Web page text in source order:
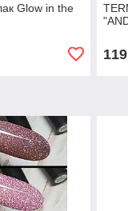
Glow in the
119